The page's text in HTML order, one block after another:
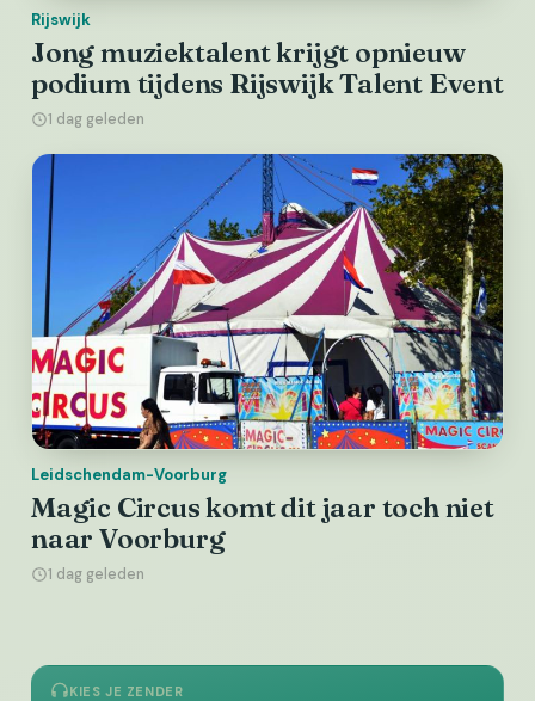
Rijswijk
Jong muziektalent krijgt opnieuw
podium tijdens Rijswijk Talent Event
1 dag geleden
Leidschendam-Voorburg
Magic Circus komt dit jaar toch niet
naar Voorburg
1 dag geleden
KIES JE ZENDER